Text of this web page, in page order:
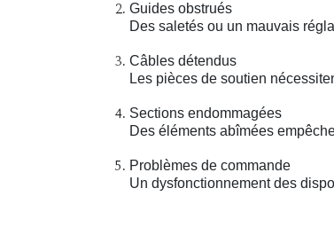
Guides obstrués
Des saletés ou un mauvais
Câbles détendus
Les pièces de soutien
Sections endommagées
Des éléments abîmées
Problèmes de commande
Un dysfonctionnement des